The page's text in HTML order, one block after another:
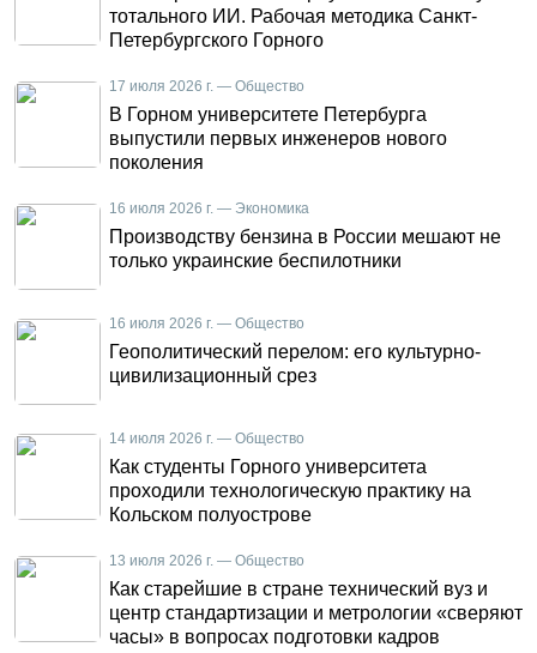
тотального ИИ. Рабочая методика Санкт-
Петербургского Горного
17 июля 2026 г. — Общество
В Горном университете Петербурга
выпустили первых инженеров нового
поколения
16 июля 2026 г. — Экономика
Производству бензина в России мешают не
только украинские беспилотники
16 июля 2026 г. — Общество
Геополитический перелом: его культурно-
цивилизационный срез
14 июля 2026 г. — Общество
Как студенты Горного университета
проходили технологическую практику на
Кольском полуострове
13 июля 2026 г. — Общество
Как старейшие в стране технический вуз и
центр стандартизации и метрологии «сверяют
часы» в вопросах подготовки кадров